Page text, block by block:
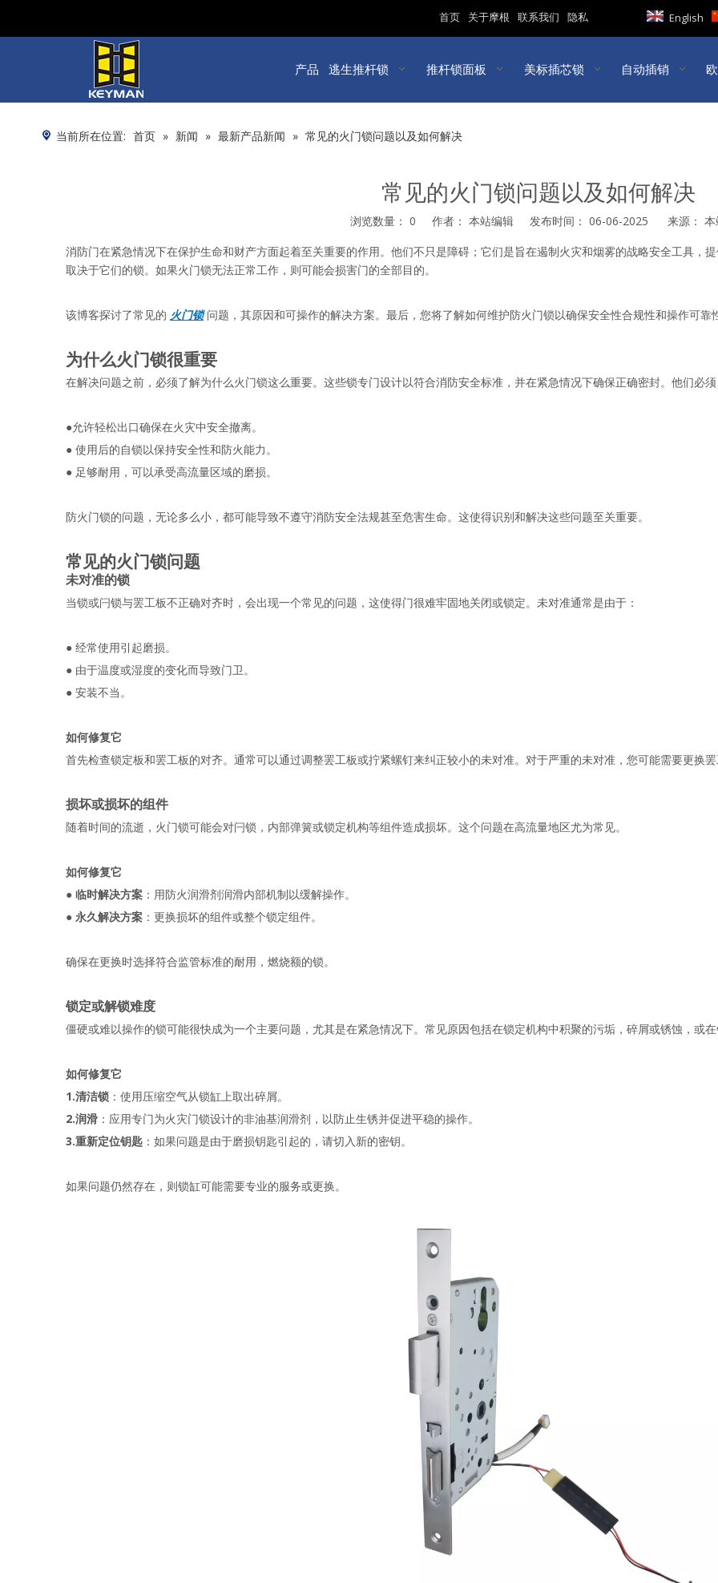
首页 关于摩根 联系我们 隐私 English
产品 逃生推杆锁 推杆锁面板 美标插芯锁 自动插销
当前所在位置: 首页 » 新闻 » 最新产品新闻 » 常见的火门锁问题以及如何解决
常见的火门锁问题以及如何解决
浏览数量： 0 作者： 本站编辑 发布时间： 06-06-2025 来源：
["facebook","twitter","line","wechat","linkedin","pinterest","whatsapp","kakao","snapchat","telegram"]
消防门在紧急情况下在保护生命和财产方面起着至关重要的作用。他们不只是障碍；它们是旨在遏制火灾和烟雾的战略安全工具，
取决于它们的锁。如果火门锁无法正常工作，则可能会损害门的全部目的。
该博客探讨了常见的 火门锁 问题，其原因和可操作的解决方案。最后，您将了解如何维护防火门锁以确保安全性合规性和操作可靠
为什么火门锁很重要
在解决问题之前，必须了解为什么火门锁这么重要。这些锁专门设计以符合消防安全标准，并在紧急情况下确保正确密封。他们必须
●允许轻松出口确保在火灾中安全撤离。
● 使用后的自锁以保持安全性和防火能力。
● 足够耐用，可以承受高流量区域的磨损。
防火门锁的问题，无论多么小，都可能导致不遵守消防安全法规甚至危害生命。这使得识别和解决这些问题至关重要。
常见的火门锁问题
未对准的锁
当锁或闩锁与罢工板不正确对齐时，会出现一个常见的问题，这使得门很难牢固地关闭或锁定。未对准通常是由于：
● 经常使用引起磨损。
● 由于温度或湿度的变化而导致门卫。
● 安装不当。
如何修复它
首先检查锁定板和罢工板的对齐。通常可以通过调整罢工板或拧紧螺钉来纠正较小的未对准。对于严重的未对准，您可能需要更换
损坏或损坏的组件
随着时间的流逝，火门锁可能会对闩锁，内部弹簧或锁定机构等组件造成损坏。这个问题在高流量地区尤为常见。
如何修复它
● 临时解决方案 ：用防火润滑剂润滑内部机制以缓解操作。
● 永久解决方案 ：更换损坏的组件或整个锁定组件。
确保在更换时选择符合监管标准的耐用，燃烧额的锁。
锁定或解锁难度
僵硬或难以操作的锁可能很快成为一个主要问题，尤其是在紧急情况下。常见原因包括在锁定机构中积聚的污垢，碎屑或锈蚀，或在
如何修复它
1.清洁锁 ：使用压缩空气从锁缸上取出碎屑。
2.润滑 ：应用专门为火灾门锁设计的非油基润滑剂，以防止生锈并促进平稳的操作。
3.重新定位钥匙 ：如果问题是由于磨损钥匙引起的，请切入新的密钥。
如果问题仍然存在，则锁缸可能需要专业的服务或更换。